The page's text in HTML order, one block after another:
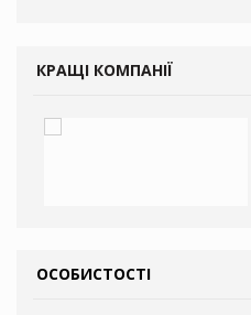
КРАЩІ КОМПАНІЇ
ОСОБИСТОСТІ